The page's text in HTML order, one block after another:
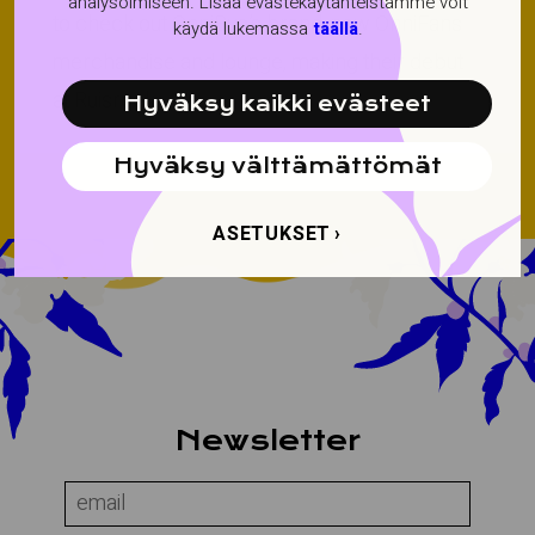
käydä lukemassa täällä.
Hyväksy kaikki evästeet
Hyväksy välttämättömät
ASETUKSET
to check out OnniBus’s brand-new OnniFans
merchandise and lounge, making their debut
at Ruisrock.
About the site
Newsletter
Name: